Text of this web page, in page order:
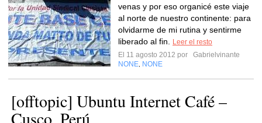
venas y por eso organicé este viaje
al norte de nuestro continente: para
olvidarme de mi rutina y sentirme
liberado al fin.
Leer el resto
El 11 agosto 2012 por
Gabrielvinante
NONE NONE
[offtopic] Ubuntu Internet Café –
Cusco, Perú